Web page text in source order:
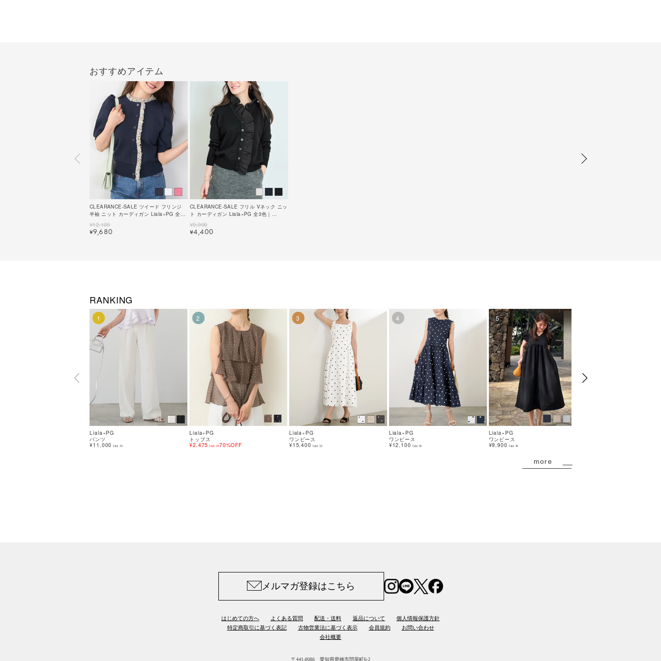
おすすめアイテム
CLEARANCE-SALE ツイード フリンジ
半袖 ニット カーディガン Liala×PG 全3
¥12,100
¥9,680
CLEARANCE-SALE フリル Vネック ニッ
ト カーディガン Liala×PG 全3色｜
¥9,900
¥4,400
RANKING
1
Liala×PG
パンツ
¥11,000 tax in
2
Liala×PG
トップス
¥2,475 tax in70%OFF
3
Liala×PG
ワンピース
¥15,400 tax in
4
Liala×PG
ワンピース
¥12,100 tax in
5
Liala×PG
ワンピース
¥9,900 tax in
more
メルマガ登録はこちら
はじめての方へ よくある質問 配送・送料 返品について
個人情報保護方針
特定商取引に基づく表記
古物営業法に基づく表示 会員規約
お問い合わせ
会社概要
〒441-8086 愛知県豊橋市問屋町6-2